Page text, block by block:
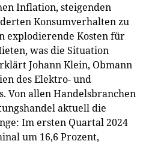
Inflation, steigenden
Konsumverhalten zu
explodierende Kosten für
was die Situation
Johann Klein, Obmann
des Elektro- und
Von allen Handelsbranchen
aktuell die
Im ersten Quartal 2024
um 16,6 Prozent,